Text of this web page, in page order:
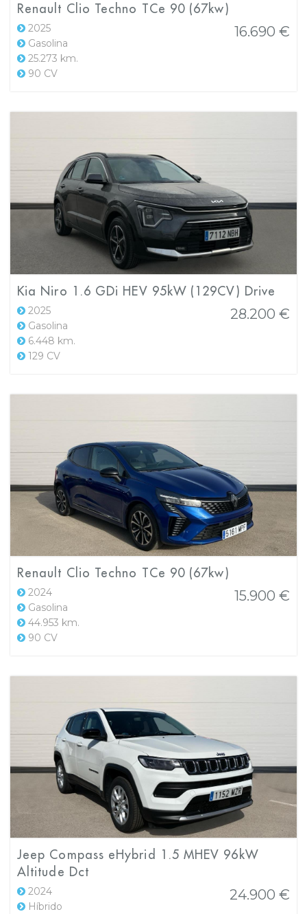
Renault Clio Techno TCe 90 (67kw)
2025
Gasolina
25.273 km.
90 CV
16.690 €
Kia Niro 1.6 GDi HEV 95kW (129CV) Drive
2025
Gasolina
6.448 km.
129 CV
28.200 €
Renault Clio Techno TCe 90 (67kw)
2024
Gasolina
44.953 km.
90 CV
15.900 €
Jeep Compass eHybrid 1.5 MHEV 96kW
Altitude Dct
2024
Híbrido
24.900 €